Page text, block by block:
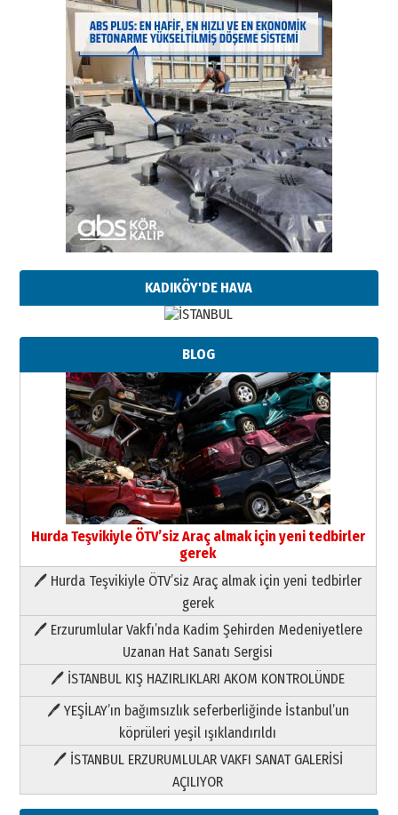
KADIKÖY'DE HAVA
BLOG
Hurda Teşvikiyle ÖTV’siz Araç almak için yeni tedbirler
gerek
🖊 Hurda Teşvikiyle ÖTV’siz Araç almak için yeni tedbirler
gerek
🖊 Erzurumlular Vakfı’nda Kadim Şehirden Medeniyetlere
Uzanan Hat Sanatı Sergisi
🖊 İSTANBUL KIŞ HAZIRLIKLARI AKOM KONTROLÜNDE
🖊 YEŞİLAY’ın bağımsızlık seferberliğinde İstanbul’un
köprüleri yeşil ışıklandırıldı
🖊 İSTANBUL ERZURUMLULAR VAKFI SANAT GALERİSİ
AÇILIYOR
Paranın Aile Kültüründeki Yeri
03 Ağustos 2026 Pazartesi
Yıldırım Gündoğdu
HAVVA’NIN ÜÇ KIZI
09 Temmuz 2026 Perşembe
Yusuf POLAT
Şampiyonluk Sebahattin Şirin’e
yazar